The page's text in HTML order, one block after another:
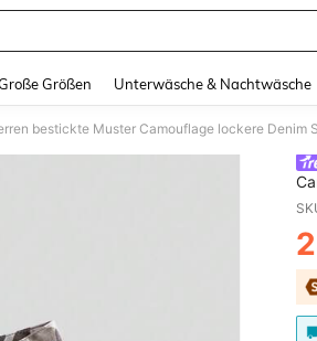
Größen Unterwäsche & Nachtwäsche
bestickte Muster Camouflage lockere Denim